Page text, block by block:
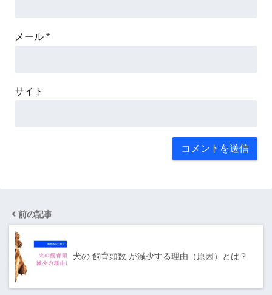
メール *
サイト
前の記事
犬の 飼育頭数 が減少する理由（原因）とは？